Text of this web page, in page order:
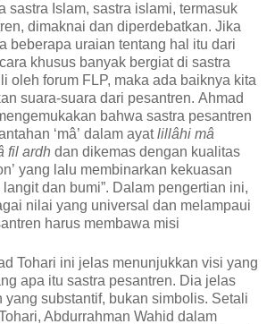
sastra Islam, sastra islami, termasuk
dimaknai dan diperdebatkan. Jika
beberapa uraian tentang hal itu dari
khusus banyak bergiat di sastra
oleh forum FLP, maka ada baiknya kita
suara-suara dari pesantren. Ahmad
bahwa sastra pesantren
‘mâ’ dalam ayatlillâhi mâ
fil ardh dan dikemas dengan kualitas
’ yang lalu membinarkan kekuasan
langit dan bumi”. Dalam pengertian ini,
nilai yang universal dan melampaui
harus membawa misi
Tohari ini jelas menunjukkan visi yang
apa itu sastra pesantren. Dia jelas
yang substantif, bukan simbolis. Setali
Abdurrahman Wahid dalam